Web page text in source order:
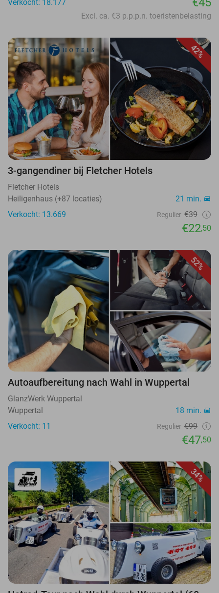
Verkocht: 18.177
Excl. ca. €3 p.p.p.n. toeristenbelasting
42%
3-gangendiner bij Fletcher Hotels
Fletcher Hotels
Heiligenhaus (+87 locaties)
21 min.
Verkocht: 13.669
Regulier €39
€22,50
52%
Autoaufbereitung nach Wahl in Wuppertal
GlanzWerk Wuppertal
Wuppertal
18 min.
Verkocht: 11
Regulier €99
€47,50
34%